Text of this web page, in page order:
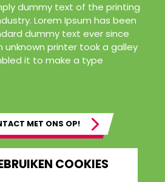
dummy text of the printing
Lorem Ipsum has been
dummy text ever since
unknown printer took a galley
it to make a type
MET ONS OP!
COOKIES